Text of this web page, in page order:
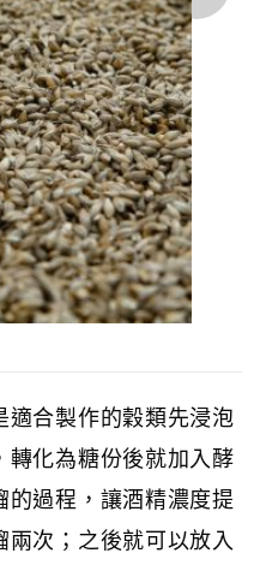
適合製作的穀類先浸泡
轉化為糖份後就加入酵
過程，讓酒精濃度提
次；之後就可以放入